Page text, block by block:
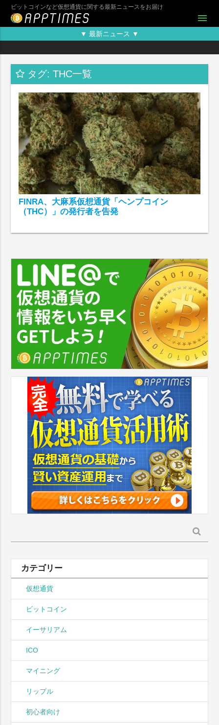
ビットコインなど仮想通貨に関する最新ニュースをお届け
menu
▼ 最新ニュース ▼
タグ: THC一覧
FINRA、大麻系仮想通貨「ヘンプコイン
（THC）」の発行者を告発
索:
カテゴリー
仮想通貨
ビットコイン
イーサリアム
ICO
マイニング
リップル
初心者向け